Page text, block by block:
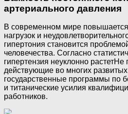
артериального давления
В современном мире повышается
нагрузок и
гипертония становится
человечества. Согласно
гипертензия неуклонно
действующие во многих
государственные программы по
и титанические усилия
работников.